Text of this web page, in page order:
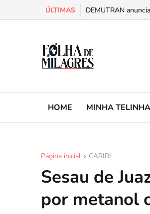
ÚLTIMAS DEMUTRAN
Prefeitura de
HOME MINHA TELINHA
Página inicial CARIRI
Sesau de
por metanol